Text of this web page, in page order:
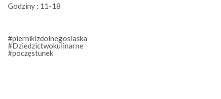
Godziny : 11-18
#piernikizdolnegoslaska
#Dziedzictwokulinarne
#poczęstunek